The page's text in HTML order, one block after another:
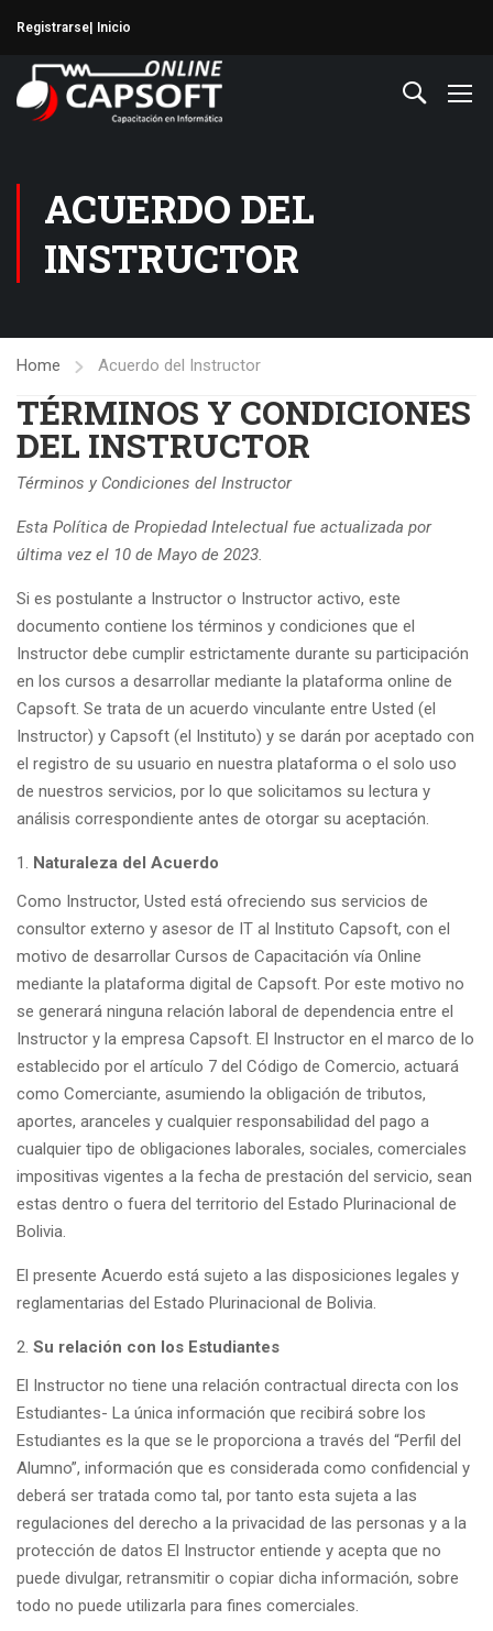
Registrarse | Inicio
ACUERDO DEL
INSTRUCTOR
Home Acuerdo del Instructor
TÉRMINOS Y CONDICIONES
DEL INSTRUCTOR
Términos y Condiciones del Instructor
Esta Política de Propiedad Intelectual fue actualizada por
última vez el 10 de Mayo de 2023.
Si es postulante a Instructor o Instructor activo, este
documento contiene los términos y condiciones que el
Instructor debe cumplir estrictamente durante su participación
en los cursos a desarrollar mediante la plataforma online de
Capsoft. Se trata de un acuerdo vinculante entre Usted (el
Instructor) y Capsoft (el Instituto) y se darán por aceptado con
el registro de su usuario en nuestra plataforma o el solo uso
de nuestros servicios, por lo que solicitamos su lectura y
análisis correspondiente antes de otorgar su aceptación.
Naturaleza del Acuerdo
Como Instructor, Usted está ofreciendo sus servicios de
consultor externo y asesor de IT al Instituto Capsoft, con el
motivo de desarrollar Cursos de Capacitación vía Online
mediante la plataforma digital de Capsoft. Por este motivo no
se generará ninguna relación laboral de dependencia entre el
Instructor y la empresa Capsoft. El Instructor en el marco de lo
establecido por el artículo 7 del Código de Comercio, actuará
como Comerciante, asumiendo la obligación de tributos,
aportes, aranceles y cualquier responsabilidad del pago a
cualquier tipo de obligaciones laborales, sociales, comerciales
impositivas vigentes a la fecha de prestación del servicio, sean
estas dentro o fuera del territorio del Estado Plurinacional de
Bolivia.
El presente Acuerdo está sujeto a las disposiciones legales y
reglamentarias del Estado Plurinacional de Bolivia.
Su relación con los Estudiantes
El Instructor no tiene una relación contractual directa con los
Estudiantes- La única información que recibirá sobre los
Estudiantes es la que se le proporciona a través del “Perfil del
Alumno”, información que es considerada como confidencial y
deberá ser tratada como tal, por tanto esta sujeta a las
regulaciones del derecho a la privacidad de las personas y a la
protección de datos El Instructor entiende y acepta que no
puede divulgar, retransmitir o copiar dicha información, sobre
todo no puede utilizarla para fines comerciales.